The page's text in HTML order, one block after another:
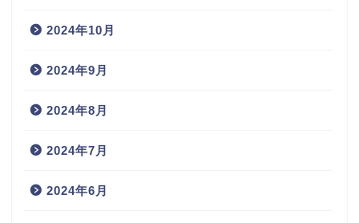
2024年10月
2024年9月
2024年8月
2024年7月
2024年6月